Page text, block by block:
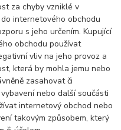
za chyby vzniklé v
internetového obchodu
s jeho určením. Kupující
obchodu používat
vliv na jeho provoz a
která by mohla jemu nebo
zasahovat či
nebo další součásti
internetový obchod nebo
takovým způsobem, který